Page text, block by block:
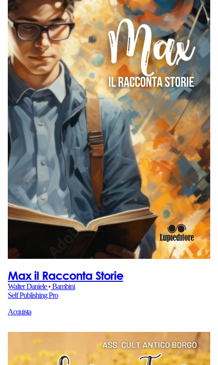
Max il Racconta Storie
Walter Daniele•Bambini
Self Publishing Pro
Acquista